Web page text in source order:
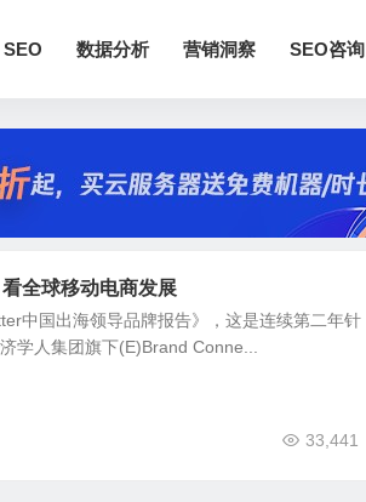
SEO 数据分析 营销洞察 SEO咨询
全球移动电商发展
中国出海领导品牌报告》，这是连续第二年针
学人集团旗下(E)Brand Conne...
33,441